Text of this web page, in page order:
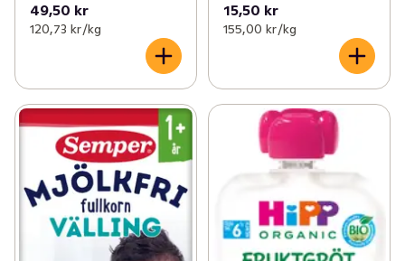
49,50 kr
120,73 kr /kg
15,50 kr
155,00 kr /kg